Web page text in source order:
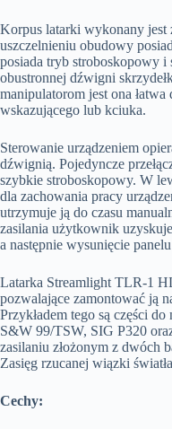
Korpus latarki wykonany jest
uszczelnieniu obudowy
posiada tryb stroboskopowy i
obustronnej dźwigni
manipulatorom jest ona łatwa
wskazującego lub kciuka.
Sterowanie urządzeniem
dźwignią. Pojedyncze
szybkie stroboskopowy. W
dla zachowania pracy
utrzymuje ją do czasu
zasilania użytkownik
a następnie wysunięcie
Latarka Streamlight TLR-1
pozwalające zamontować ją
Przykładem tego są części
S&W 99/TSW, SIG P320
zasilaniu złożonym z dwóch
Zasięg rzucanej wiązki
Cechy: